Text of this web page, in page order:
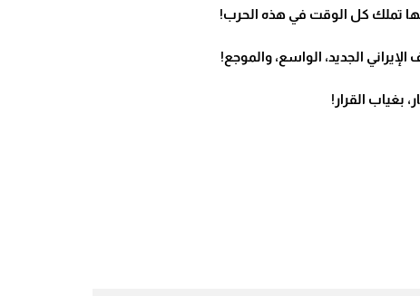
تملك كل الوقت في هذه الحرب!
الجديد، الواسع، والموجع!
بغياب القرار!